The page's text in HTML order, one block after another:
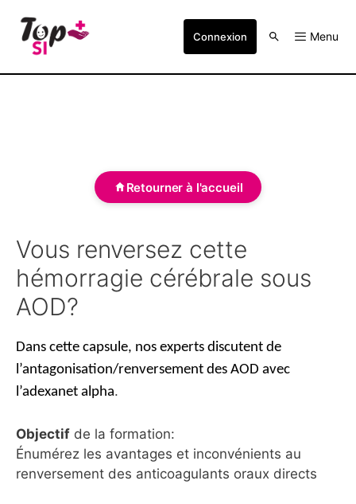
Connexion Menu
Retourner à l'accueil
Vous renversez cette
hémorragie cérébrale sous
AOD?
Dans cette capsule, nos experts discutent de
l’antagonisation/renversement des AOD avec
l’adexanet alpha.
Objectif de la formation:
Énumérez les avantages et inconvénients au
renversement des anticoagulants oraux directs